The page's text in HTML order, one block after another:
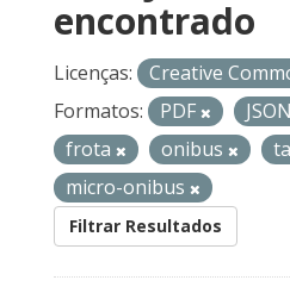
encontrado
Licenças:
Creative
Formatos:
PDF JSON
frota
onibus
micro-onibus
Filtrar Resultados